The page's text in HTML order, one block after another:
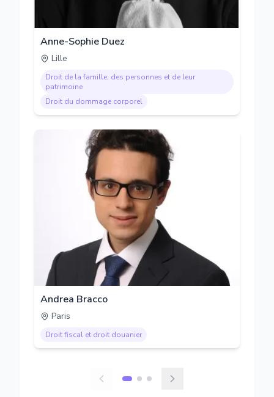
Anne-Sophie Duez
Lille
Droit de la famille, des personnes et de leur
patrimoine
Droit du dommage corporel
Andrea Bracco
Paris
Droit fiscal et droit douanier